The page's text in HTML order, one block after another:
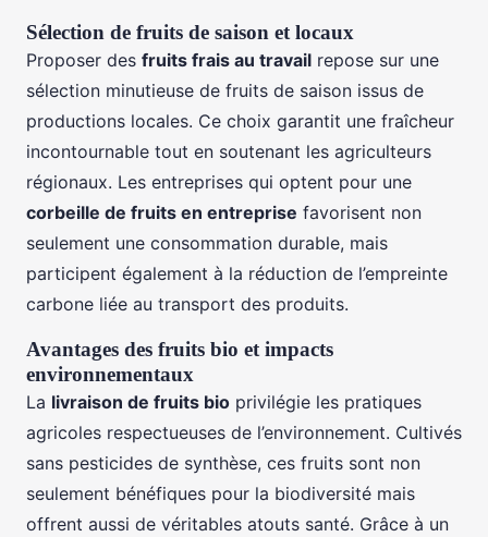
Sélection de fruits de saison et locaux
Proposer des fruits frais au travail repose sur une
sélection minutieuse de fruits de saison issus de
productions locales. Ce choix garantit une fraîcheur
incontournable tout en soutenant les agriculteurs
régionaux. Les entreprises qui optent pour une
corbeille de fruits en entreprise favorisent non
seulement une consommation durable, mais
participent également à la réduction de l’empreinte
carbone liée au transport des produits.
Avantages des fruits bio et impacts
environnementaux
La livraison de fruits bio privilégie les pratiques
agricoles respectueuses de l’environnement. Cultivés
sans pesticides de synthèse, ces fruits sont non
seulement bénéfiques pour la biodiversité mais
offrent aussi de véritables atouts santé. Grâce à un